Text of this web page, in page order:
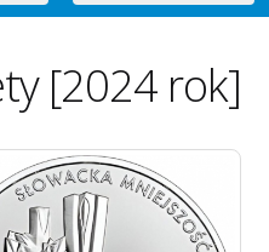
[2024 rok]